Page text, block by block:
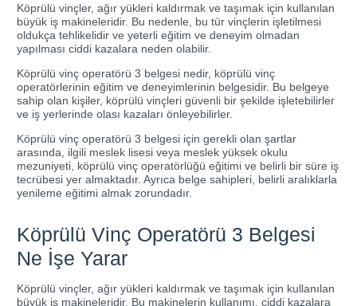
Köprülü vinçler, ağır yükleri kaldırmak ve taşımak için kullanılan
büyük iş makineleridir. Bu nedenle, bu tür vinçlerin işletilmesi
oldukça tehlikelidir ve yeterli eğitim ve deneyim olmadan
yapılması ciddi kazalara neden olabilir.
Köprülü vinç operatörü 3 belgesi nedir, köprülü vinç
operatörlerinin eğitim ve deneyimlerinin belgesidir. Bu belgeye
sahip olan kişiler, köprülü vinçleri güvenli bir şekilde işletebilirler
ve iş yerlerinde olası kazaları önleyebilirler.
Köprülü vinç operatörü 3 belgesi için gerekli olan şartlar
arasında, ilgili meslek lisesi veya meslek yüksek okulu
mezuniyeti, köprülü vinç operatörlüğü eğitimi ve belirli bir süre iş
tecrübesi yer almaktadır. Ayrıca belge sahipleri, belirli aralıklarla
yenileme eğitimi almak zorundadır.
Köprülü Vinç Operatörü 3 Belgesi
Ne İşe Yarar
Köprülü vinçler, ağır yükleri kaldırmak ve taşımak için kullanılan
büyük iş makineleridir. Bu makinelerin kullanımı, ciddi kazalara